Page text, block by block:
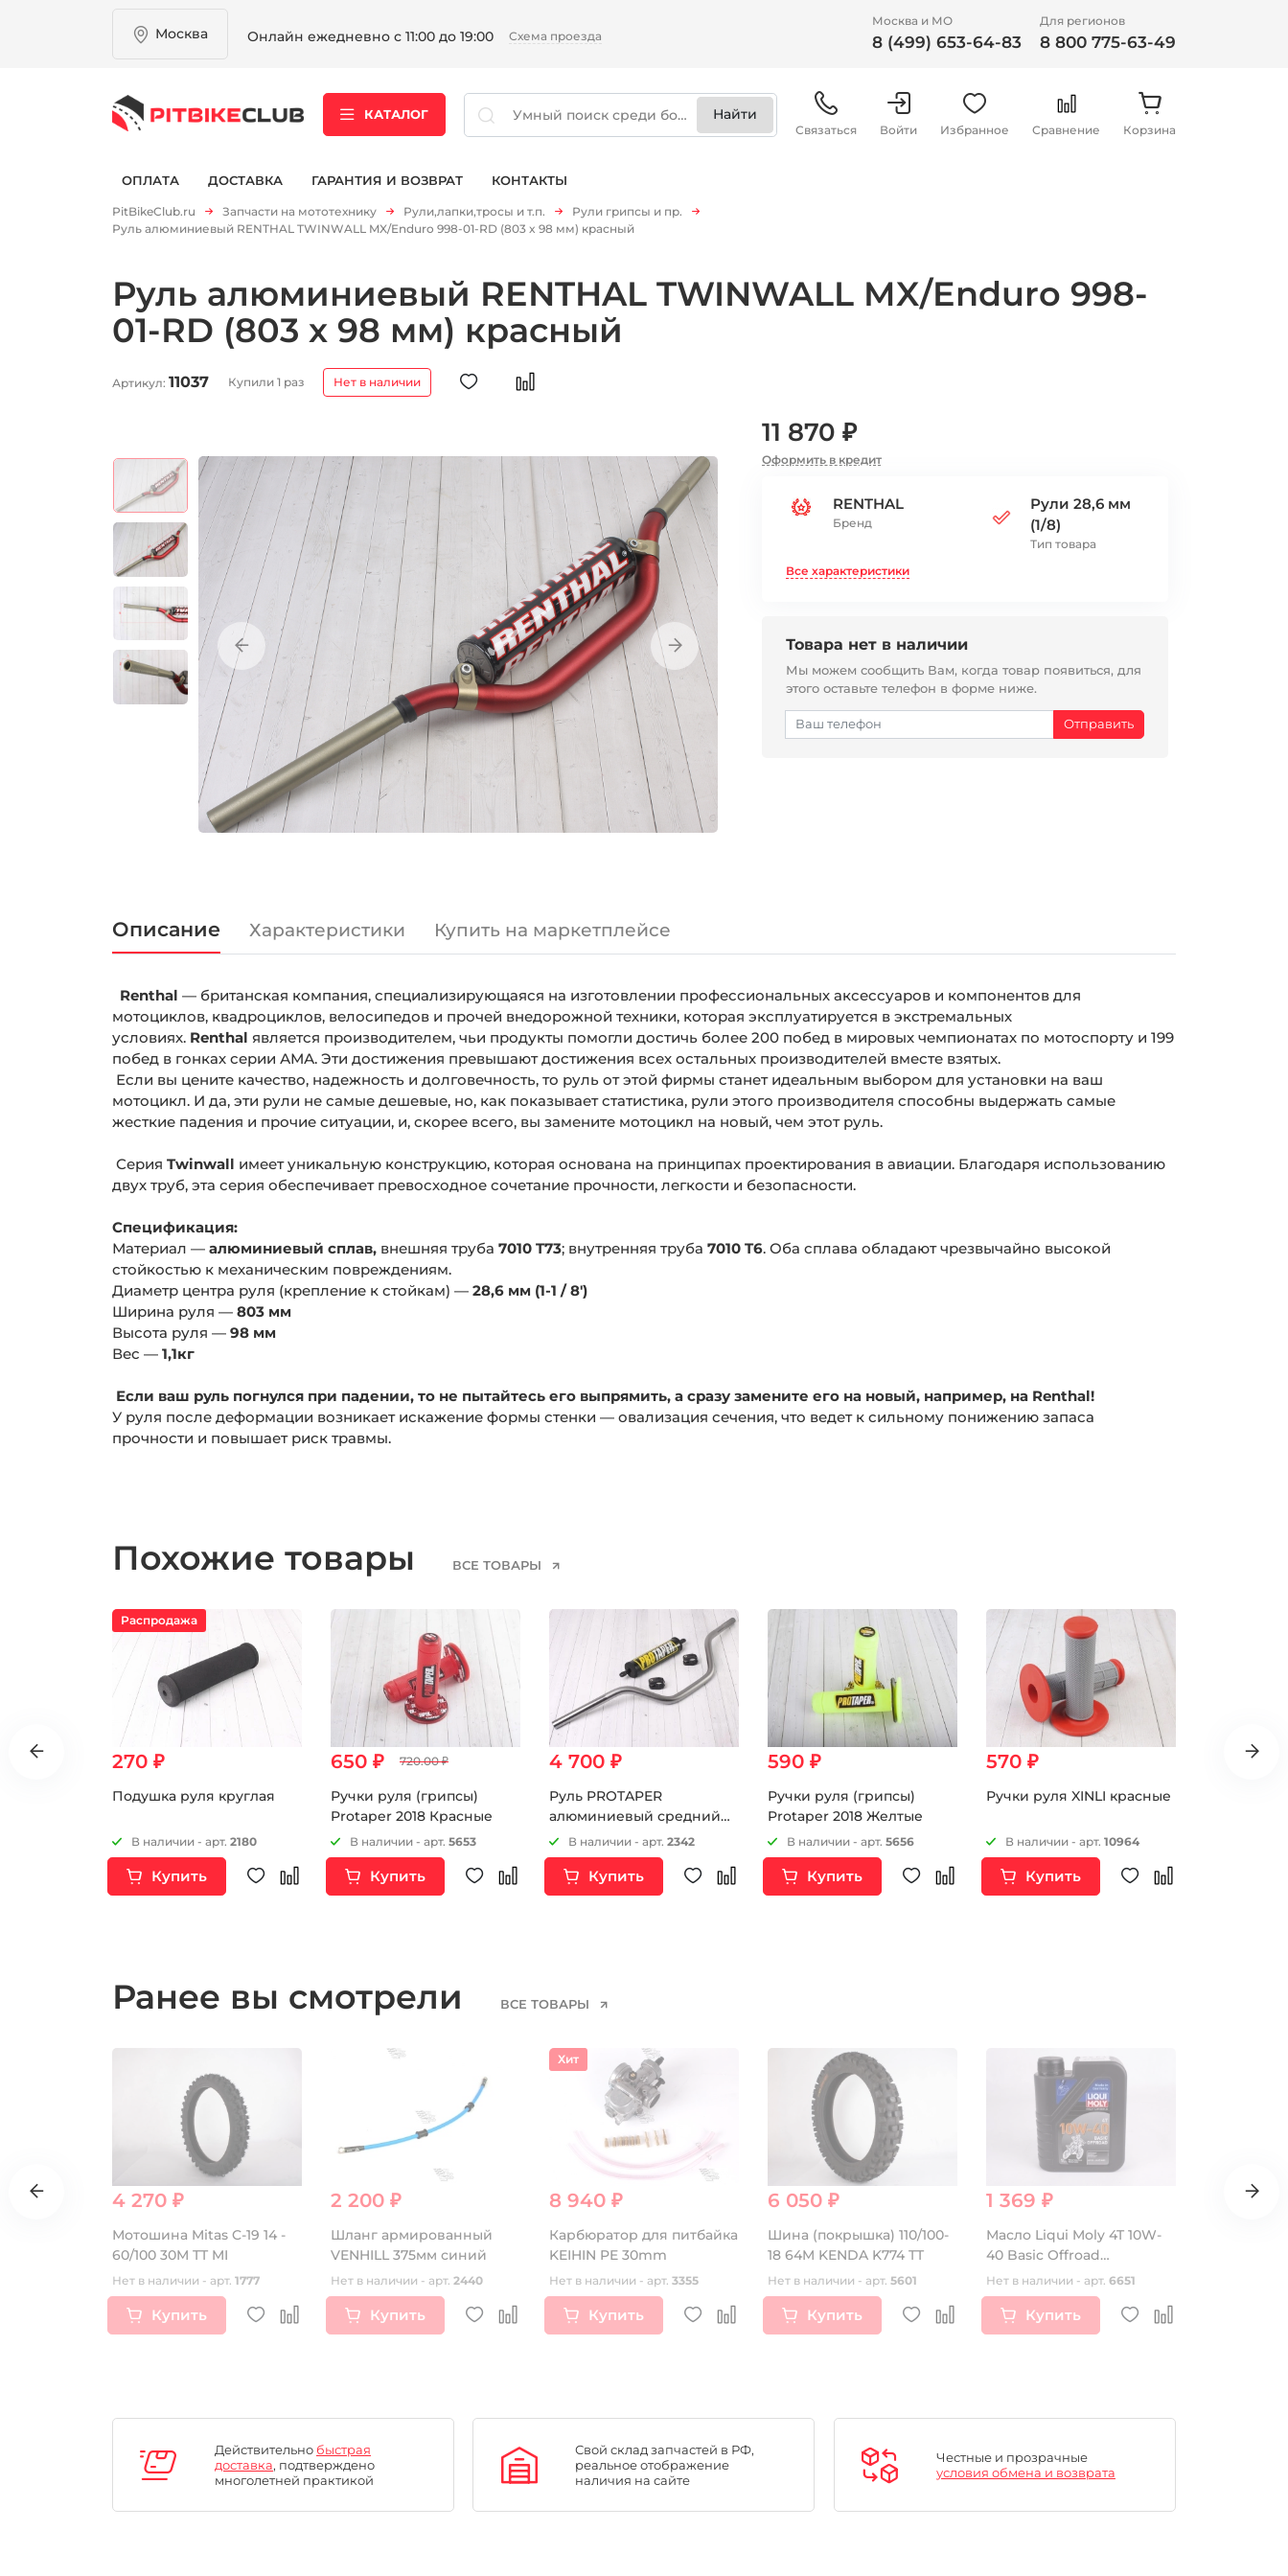
Москва Онлайн ежедневно с 11:00 до 19:00 Схема проезда
Москва и МО
8 (499) 653-64-83
Для регионов
8 800 775-63-49
КАТАЛОГ
Связаться Войти Избранное Сравнение Корзина
ОПЛАТА ДОСТАВКА ГАРАНТИЯ И ВОЗВРАТ КОНТАКТЫ
PitBikeClub.ru Запчасти на мототехнику Рули,лапки,тросы и т.п.
Рули грипсы и пр.
Руль алюминиевый RENTHAL TWINWALL MX/Enduro 998-01-RD (803 x 98 мм) красный
Руль алюминиевый RENTHAL TWINWALL MX/Enduro 998-
01-RD (803 x 98 мм) красный
Артикул: 11037 Купили 1 раз Нет в наличии
11 870 ₽
Оформить в кредит
RENTHAL
Бренд
Рули 28,6 мм
(1/8)
Тип товара
Все характеристики
Товара нет в наличии
Мы можем сообщить Вам, когда товар появиться, для
этого оставьте телефон в форме ниже.
Описание Характеристики Купить на маркетплейсе
Renthal — британская компания, специализирующаяся на изготовлении профессиональных аксессуаров и компонентов для
мотоциклов, квадроциклов, велосипедов и прочей внедорожной техники, которая эксплуатируется в экстремальных
условиях. Renthal является производителем, чьи продукты помогли достичь более 200 побед в мировых чемпионатах по мотоспорту и 199
побед в гонках серии АМА. Эти достижения превышают достижения всех остальных производителей вместе взятых.
Если вы цените качество, надежность и долговечность, то руль от этой фирмы станет идеальным выбором для установки на ваш
мотоцикл. И да, эти рули не самые дешевые, но, как показывает статистика, рули этого производителя способны выдержать самые
жесткие падения и прочие ситуации, и, скорее всего, вы замените мотоцикл на новый, чем этот руль.
Серия Twinwall имеет уникальную конструкцию, которая основана на принципах проектирования в авиации. Благодаря использованию
двух труб, эта серия обеспечивает превосходное сочетание прочности, легкости и безопасности.
Спецификация:
Материал — алюминиевый сплав, внешняя труба 7010 T73; внутренняя труба 7010 T6. Оба сплава обладают чрезвычайно высокой
стойкостью к механическим повреждениям.
Диаметр центра руля (крепление к стойкам) — 28,6 мм (1-1 / 8')
Ширина руля — 803 мм
Высота руля — 98 мм
Вес — 1,1кг
Если ваш руль погнулся при падении, то не пытайтесь его выпрямить, а сразу замените его на новый, например, на Renthal!
У руля после деформации возникает искажение формы стенки — овализация сечения, что ведет к сильному понижению запаса
прочности и повышает риск травмы.
Похожие товары ВСЕ ТОВАРЫ
Распродажа
270 ₽
Подушка руля круглая
В наличии - арт. 2180
Купить
650 ₽ 720.00 ₽
Ручки руля (грипсы)
Protaper 2018 Красные
В наличии - арт. 5653
Купить
4 700 ₽
Руль PROTAPER
алюминиевый средний
титановый
В наличии - арт. 2342
Купить
590 ₽
Ручки руля (грипсы)
Protaper 2018 Желтые
В наличии - арт. 5656
Купить
570 ₽
Ручки руля XINLI красные
В наличии - арт. 10964
Купить
390 ₽
Ранее вы смотрели ВСЕ ТОВАРЫ
4 270 ₽
Мотошина Mitas C-19 14 -
60/100 30M TT MI
Нет в наличии - арт. 1777
Купить
2 200 ₽
Шланг армированный
VENHILL 375мм синий
Нет в наличии - арт. 2440
Купить
Хит
8 940 ₽
Карбюратор для питбайка
KEIHIN PE 30mm
Нет в наличии - арт. 3355
Купить
6 050 ₽
Шина (покрышка) 110/100-
18 64M KENDA K774 TT
Нет в наличии - арт. 5601
Купить
1 369 ₽
Масло Liqui Moly 4T 10W-
40 Basic Offroad
(минеральное) 1 л
Нет в наличии - арт. 6651
Купить
320 ₽
Действительно быстрая
доставка, подтверждено
многолетней практикой
Свой склад запчастей в РФ,
реальное отображение
наличия на сайте
Честные и прозрачные
условия обмена и возврата